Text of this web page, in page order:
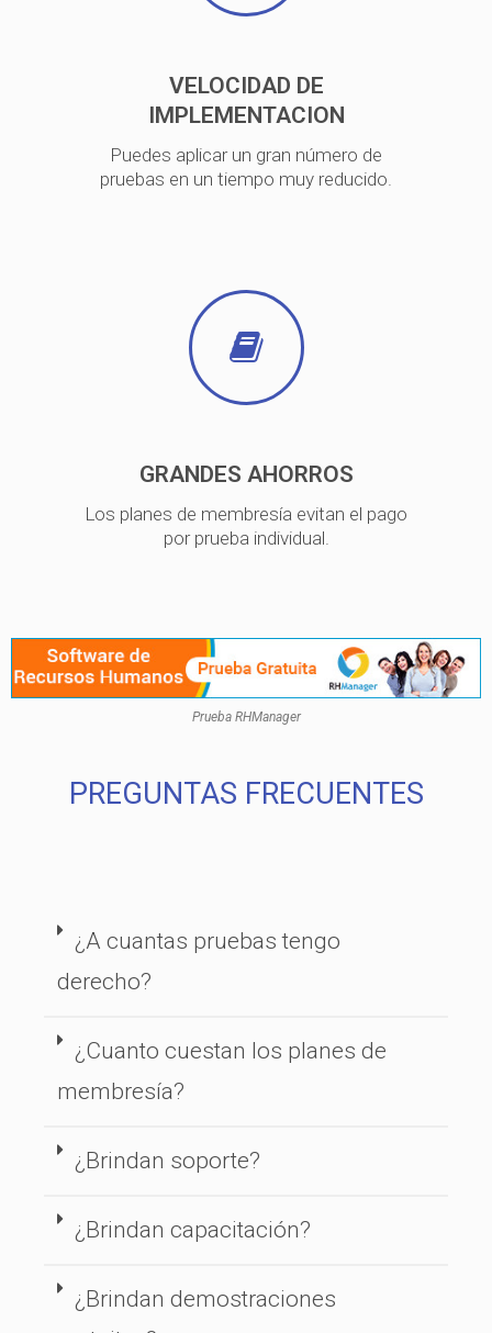
VELOCIDAD DE
IMPLEMENTACION
Puedes aplicar un gran número de
pruebas en un tiempo muy reducido.
GRANDES AHORROS
Los planes de membresía evitan el pago
por prueba individual.
Prueba RHManager
PREGUNTAS FRECUENTES
¿A cuantas pruebas tengo
derecho?
¿Cuanto cuestan los planes de
membresía?
¿Brindan soporte?
¿Brindan capacitación?
¿Brindan demostraciones